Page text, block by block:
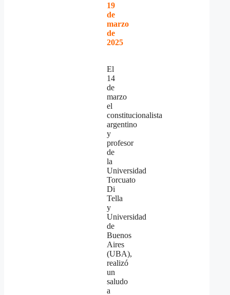
19
de
marzo
de
2025
El
14
de
marzo
el
constitucionalista
argentino
y
profesor
de
la
Universidad
Torcuato
Di
Tella
y
Universidad
de
Buenos
Aires
(UBA),
realizó
un
saludo
a